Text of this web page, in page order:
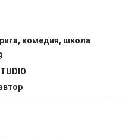
комедия, школа